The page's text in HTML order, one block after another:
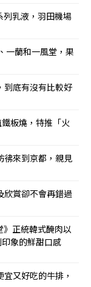
乳液，羽田機場
一蘭和一風堂，果
到底有沒有比較好
板燒，特推「火
彿來到京都，親見
欣賞卻不會再錯過
正統韓式醃肉以
象的鮮甜口感
又好吃的牛排，